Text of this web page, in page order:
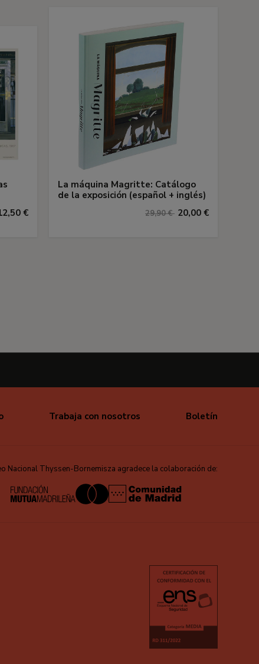
€
La máquina Magritte: Catálogo
de la exposición (español + inglés)
29,90 € 20,00 €
Trabaja con nosotros Boletín
Nacional Thyssen-Bornemisza agradece la colaboración de: